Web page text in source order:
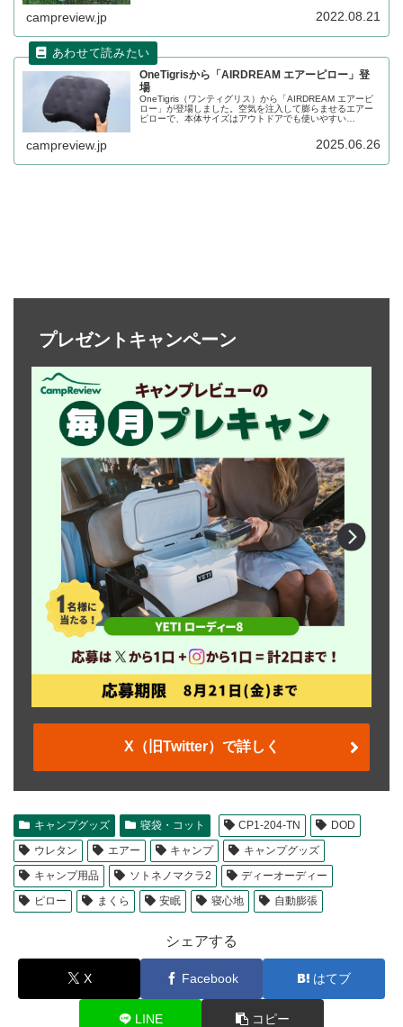
襲しつつ、アウトドアでも使いやすくなっています。詳細
campreview.jp 2022.08.21
OneTigrisから「AIRDREAM エアーピロー」登
場
OneTigris（ワンティグリス）から「AIRDREAM エアーピ
ロー」が登場しました。空気を注入して膨らませるエアー
ピローで、本体サイズはアウトドアでも使いやすい
13×8×8cm、重量は約110gで、コンパクトで軽量な枕で
campreview.jp 2025.06.26
プレゼントキャンペーン
X（旧Twitter）で詳しく
キャンプグッズ 寝袋・コット CP1-204-TN
DOD
ウレタン
エアー キャンプ
キャンプグッズ
キャンプ用品
ソトネノマクラ2
ディーオーディー
ピロー
まくら 安眠 寝心地 自動膨張
シェアする
X Facebook はてブ
LINE コピー